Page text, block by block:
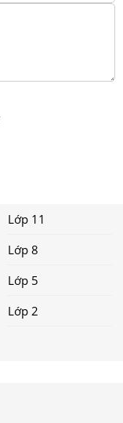
Lớp 11
Lớp 8
Lớp 5
Lớp 2